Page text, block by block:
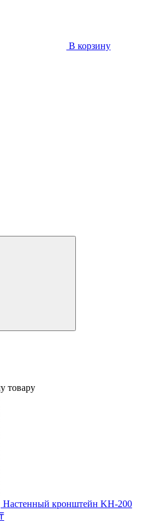
В корзину
товару
Настенный кронштейн KH-200